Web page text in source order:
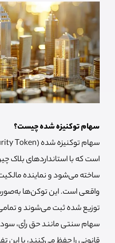
سهام توکنیزه شده چیست؟
ساخته می‌شود و نماینده
واقعی است. این توکن‌ها
توزیع شده ثبت می‌شوند و
سهام سنتی مانند حق رأی،